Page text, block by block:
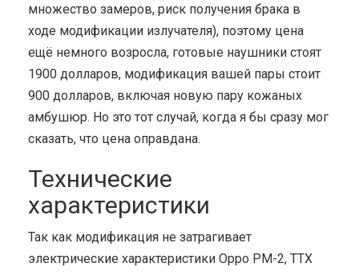
множество замеров, риск получения брака в
ходе модификации излучателя), поэтому цена
ещё немного возросла, готовые наушники стоят
1900 долларов, модификация вашей пары стоит
900 долларов, включая новую пару кожаных
амбушюр. Но это тот случай, когда я бы сразу мог
сказать, что цена оправдана.
Технические
характеристики
Так как модификация не затрагивает
электрические характеристики Oppo PM-2, ТТХ